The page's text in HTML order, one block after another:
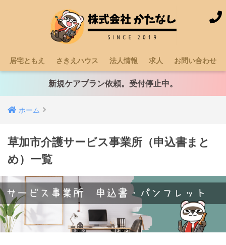
居宅ともえ さきえハウス 法人情報 求人 お問い合わせ
新規ケアプラン依頼。受付停止中。
ホーム
草加市介護サービス事業所（申込書まと
め）一覧